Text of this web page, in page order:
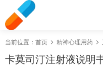
当前位置： 首页 精神心理用药
卡莫司汀注射液说明